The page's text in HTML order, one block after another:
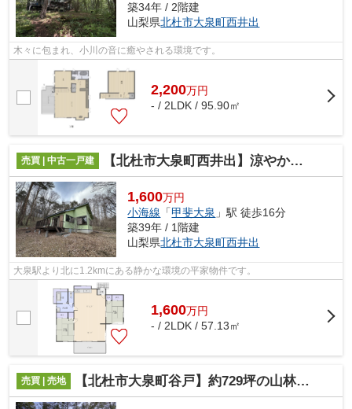
築34年 / 2階建
山梨県北杜市大泉町西井出
木々に包まれ、小川の音に癒やされる環境です。
2,200万円
- / 2LDK / 95.90㎡
売買 | 中古一戸建 【北杜市大泉町西井出】涼やかな高原に佇む、コンパクトな平屋別荘
1,600万円
小海線 「甲斐大泉 」駅 徒歩16分
築39年 / 1階建
山梨県北杜市大泉町西井出
大泉駅より北に1.2kmにある静かな環境の平家物件です。
1,600万円
- / 2LDK / 57.13㎡
売買 | 売地 【北杜市大泉町谷戸】約729坪の山林土地